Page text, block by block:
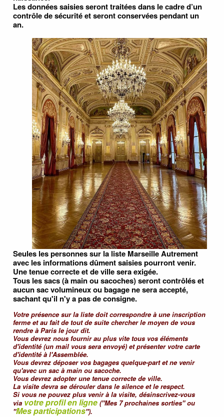
Les données saisies seront traitées dans le cadre d’un
contrôle de sécurité et seront conservées pendant un
an.
Seules les personnes sur la liste Marseille Autrement
avec les informations dûment saisies pourront venir.
Une tenue correcte et de ville sera exigée.
Tous les sacs (à main ou sacoches) seront contrôlés et
aucun sac volumineux ou bagage ne sera accepté,
sachant qu'il n'y a pas de consigne.
Votre présence sur la liste doit correspondre à une inscription
ferme et au fait de tout de suite chercher le moyen de vous
rendre à Paris le jour dit.
Vous devrez nous fournir au plus vite tous vos éléments
d'identité (un mail vous sera envoyé) et présenter votre carte
d'identité à l'Assemblée.
Vous devrez déposer vos bagages quelque-part et ne venir
qu'avec un sac à main ou sacoche.
Vous devrez adopter une tenue correcte de ville.
La visite devra se dérouler dans le silence et le respect.
Si vous ne pouvez plus venir à la visite, désinscrivez-vous
via votre profil en ligne ("Mes 7 prochaines sorties" ou
"Mes participations").